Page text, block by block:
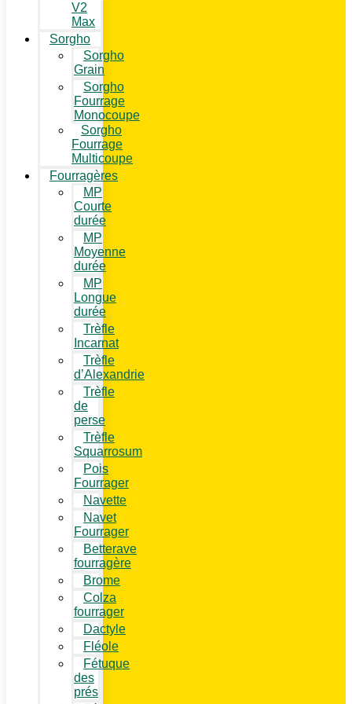
V2
Max
Sorgho
Sorgho
Grain
Sorgho
Fourrage
Monocoupe
Sorgho
Fourrage
Multicoupe
Fourragères
MP
Courte
durée
MP
Moyenne
durée
MP
Longue
durée
Trèfle
Incarnat
Trèfle
d’Alexandrie
Trèfle
de
perse
Trèfle
Squarrosum
Pois
Fourrager
Navette
Navet
Fourrager
Betterave
fourragère
Brome
Colza
fourrager
Dactyle
Fléole
Fétuque
des
prés